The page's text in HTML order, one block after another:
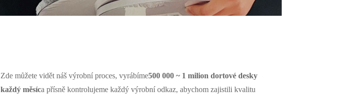
Zde můžete vidět náš výrobní proces, vyrábíme500 000 ~ 1 milion dortové desky
každý měsíca přísně kontrolujeme každý výrobní odkaz, abychom zajistili kvalitu